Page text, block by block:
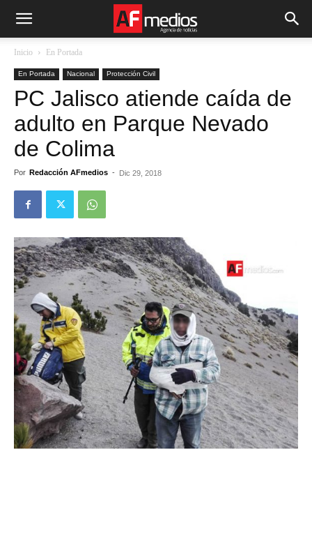
Inicio En Portada
En Portada Nacional Protección Civil
PC Jalisco atiende caída de
adulto en Parque Nevado
de Colima
Por Redacción AFmedios - Dic 29, 2018